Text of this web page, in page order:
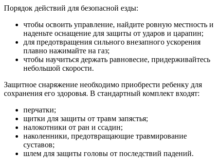
Порядок действий для безопасной езды:
чтобы освоить управление, найдите ровную местность и
наденьте оснащение для защиты от ударов и царапин;
для предотвращения сильного внезапного ускорения
плавно нажимайте на газ;
чтобы научиться держать равновесие, придерживайтесь
небольшой скорости.
Защитное снаряжение необходимо приобрести ребенку для
сохранения его здоровья. В стандартный комплект входят:
перчатки;
щитки для защиты от травм запястья;
налокотники от ран и ссадин;
наколенники, предотвращающие травмирование
суставов;
шлем для защиты головы от последствий падений.